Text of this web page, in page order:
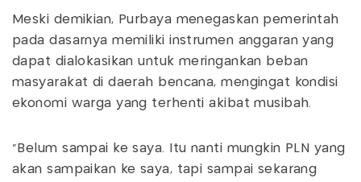
Meski demikian, Purbaya menegaskan pemerintah
pada dasarnya memiliki instrumen anggaran yang
dapat dialokasikan untuk meringankan beban
masyarakat di daerah bencana, mengingat kondisi
ekonomi warga yang terhenti akibat musibah.
"Belum sampai ke saya. Itu nanti mungkin PLN yang
akan sampaikan ke saya, tapi sampai sekarang